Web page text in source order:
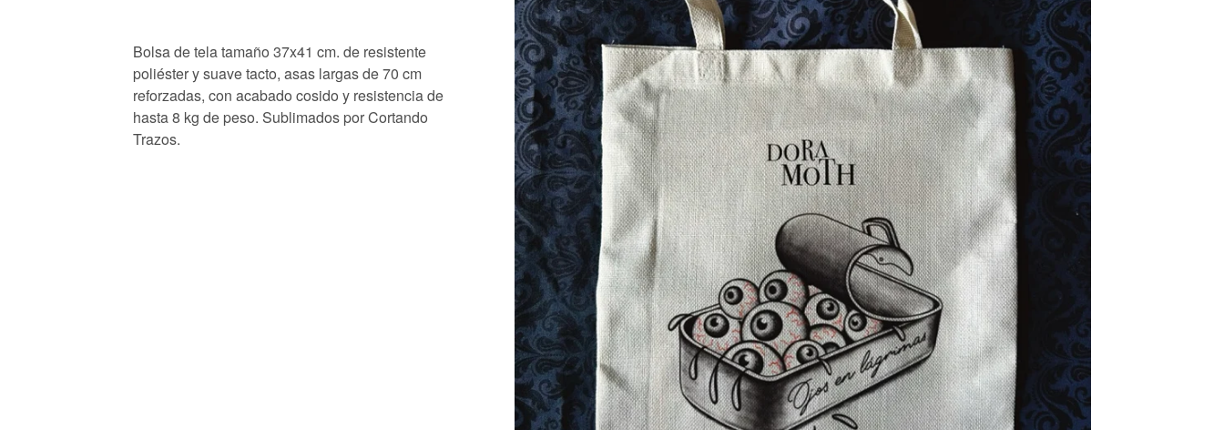
Bolsa de tela tamaño 37x41 cm. de resistente
poliéster y suave tacto, asas largas de 70 cm
reforzadas, con acabado cosido y resistencia de
hasta 8 kg de peso. Sublimados por Cortando
Trazos.